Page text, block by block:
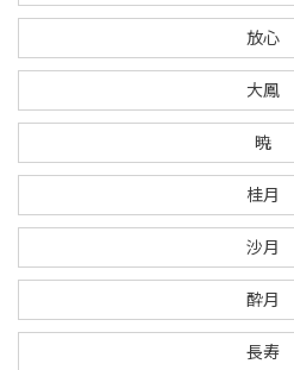
商品一覧
プライバシーポリシー
特定商取引法について
放心
大鳳
暁
桂月
沙月
酔月
長寿